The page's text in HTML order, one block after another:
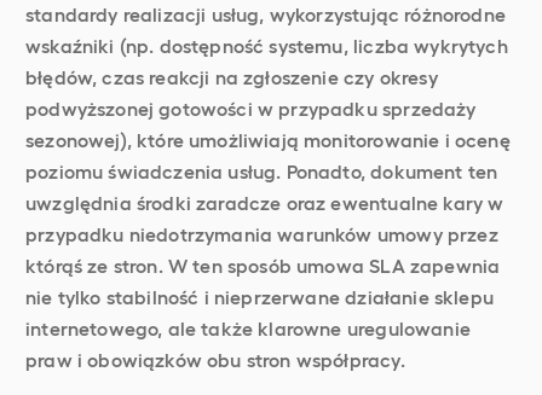
standardy realizacji usług, wykorzystując różnorodne
wskaźniki (np. dostępność systemu, liczba wykrytych
błędów, czas reakcji na zgłoszenie czy okresy
podwyższonej gotowości w przypadku sprzedaży
sezonowej), które umożliwiają monitorowanie i ocenę
poziomu świadczenia usług. Ponadto, dokument ten
uwzględnia środki zaradcze oraz ewentualne kary w
przypadku niedotrzymania warunków umowy przez
którąś ze stron. W ten sposób umowa SLA zapewnia
nie tylko stabilność i nieprzerwane działanie sklepu
internetowego, ale także klarowne uregulowanie
praw i obowiązków obu stron współpracy.